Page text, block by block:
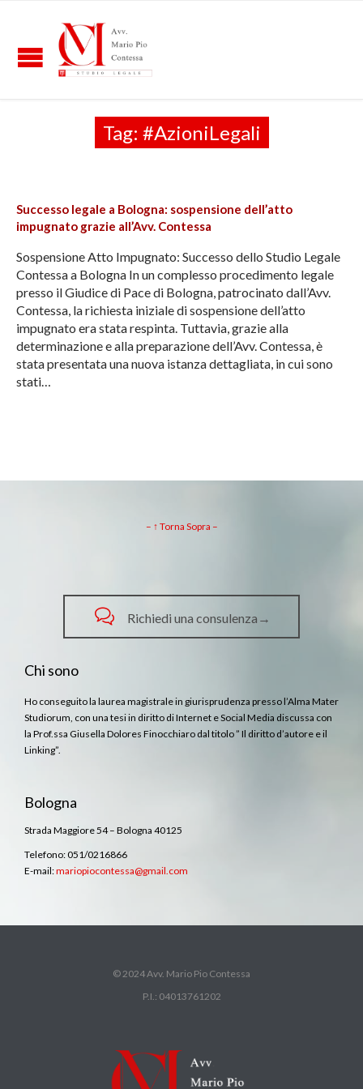
Tag: #AzioniLegali
Successo legale a Bologna: sospensione dell’atto
impugnato grazie all’Avv. Contessa
Sospensione Atto Impugnato: Successo dello Studio Legale
Contessa a Bologna In un complesso procedimento legale
presso il Giudice di Pace di Bologna, patrocinato dall’Avv.
Contessa, la richiesta iniziale di sospensione dell’atto
impugnato era stata respinta. Tuttavia, grazie alla
determinazione e alla preparazione dell’Avv. Contessa, è
stata presentata una nuova istanza dettagliata, in cui sono
stati…
– ↑ Torna Sopra –
 Richiedi una consulenza→
Chi sono
Ho conseguito la laurea magistrale in giurisprudenza presso l’Alma Mater
Studiorum, con una tesi in diritto di Internet e Social Media discussa con
la Prof.ssa Giusella Dolores Finocchiaro dal titolo ” Il diritto d’autore e il
Linking”.
Bologna
Strada Maggiore 54 – Bologna 40125
Telefono: 051/0216866
E-mail:mariopiocontessa@gmail.com
© 2024 Avv. Mario Pio Contessa
P.I.: 04013761202